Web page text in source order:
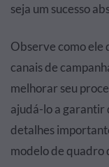
seja um sucesso
Observe como ele
canais de
melhorar seu
ajudá-lo a garantir
detalhes
modelo de quadro